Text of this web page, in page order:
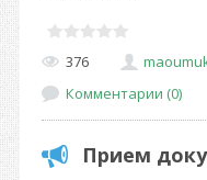
376
Комментарии (0)
Прием